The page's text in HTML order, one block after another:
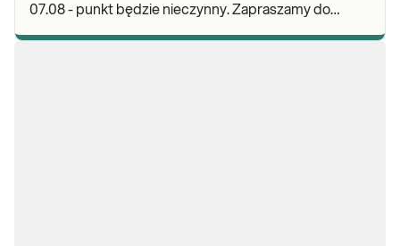
07.08 - punkt będzie nieczynny. Zapraszamy do